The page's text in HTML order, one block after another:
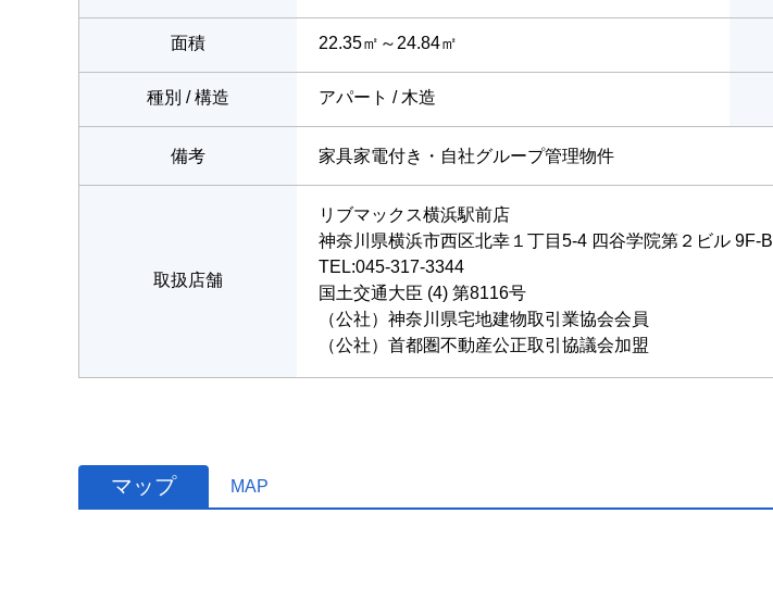
面積 22.35㎡～24.84㎡
種別 / 構造 アパート / 木造
備考 家具家電付き・自社グループ管理物件
取扱店舗
リブマックス横浜駅前店
神奈川県横浜市西区北幸１丁目5-4 四谷学院第２ビル 9F-B
TEL:045-317-3344
国土交通大臣 (4) 第8116号
（公社）神奈川県宅地建物取引業協会会員
（公社）首都圏不動産公正取引協議会加盟
マップ MAP